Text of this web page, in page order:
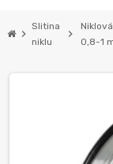
chevron_right
Slitina
niklu
chevron_right
0,8-1